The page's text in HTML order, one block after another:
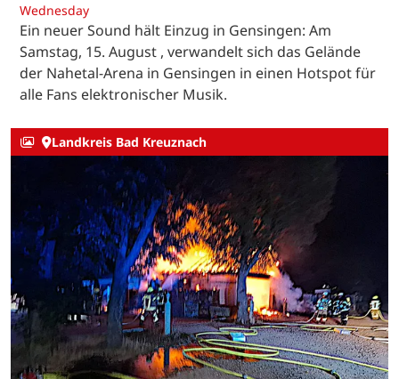
Wednesday
Ein neuer Sound hält Einzug in Gensingen: Am
Samstag, 15. August , verwandelt sich das Gelände
der Nahetal-Arena in Gensingen in einen Hotspot für
alle Fans elektronischer Musik.
Landkreis Bad Kreuznach